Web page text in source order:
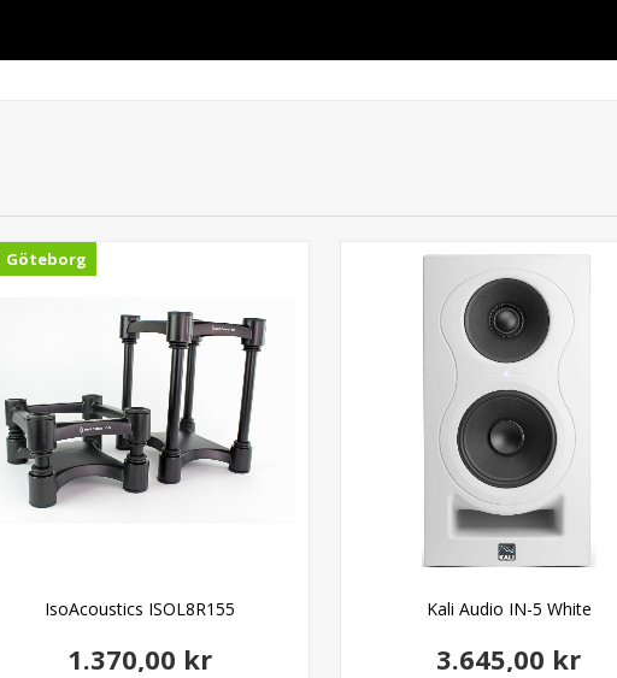
Göteborg
IsoAcoustics ISOL8R155
1.370,00 kr
Kali Audio IN-5 White
3.645,00 kr